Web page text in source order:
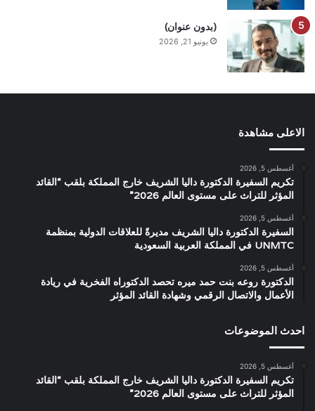
(بدون عنوان)
يونيو 21, 2026
الاعلى مشاهدة
أغسطس 5, 2026
تكريم السفيرة الدكتورة داليا الشريف خارج المملكة بلقب “القائد
المؤثر للتراث على مستوى العالم 2026”
أغسطس 5, 2026
السفيرة الدكتورة داليا الشريف مديرةً للعلاقات الدولية بمنظمة
UNMTC في المملكة العربية السعودية
أغسطس 5, 2026
الدكتورة روعه بنت حمد ميره تحصد الدكتوراه الفخرية في ريادة
الأعمال والاتصال الرقمي وشهادة القائد المؤثر
احدث الموضوعات
أغسطس 5, 2026
تكريم السفيرة الدكتورة داليا الشريف خارج المملكة بلقب “القائد
المؤثر للتراث على مستوى العالم 2026”